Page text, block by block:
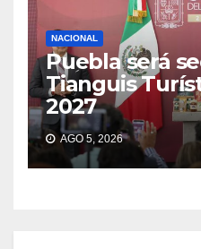
NACIONAL
Puebla será
Tianguis
2027
AGO 5, 2026